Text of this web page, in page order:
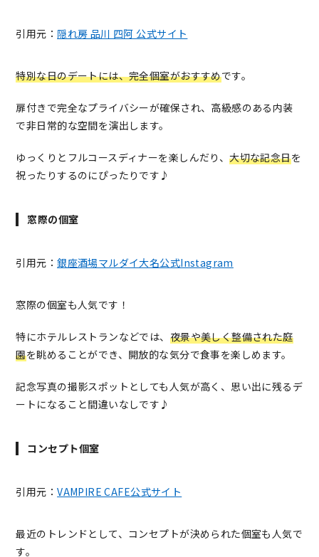
引用元： 隠れ房 品川 四阿 公式サイト
特別な日のデートには、完全個室がおすすめです。
扉付きで完全なプライバシーが確保され、高級感のある内装
で非日常的な空間を演出します。
ゆっくりとフルコースディナーを楽しんだり、大切な記念日を
祝ったりするのにぴったりです♪
窓際の個室
引用元：銀座酒場マルダイ大名公式Instagram
窓際の個室も人気です！
特にホテルレストランなどでは、 夜景や美しく整備された庭
園を眺めることができ、開放的な気分で食事を楽しめます。
記念写真の撮影スポットとしても人気が高く、思い出に残るデ
ートになること間違いなしです♪
コンセプト個室
引用元：VAMPIRE CAFE公式サイト
最近のトレンドとして、コンセプトが決められた個室も人気で
す。